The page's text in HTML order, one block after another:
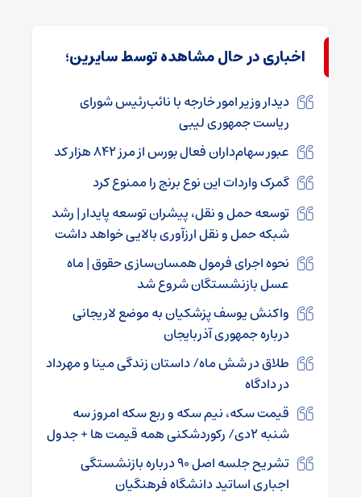
اخباری در حال مشاهده توسط سایرین؛
دیدار وزیر امور خارجه با نائب‌رئیس شورای
ریاست جمهوری لیبی
عبور سهام‌داران فعال بورس از مرز ۸۴۲ هزار کد
گمرک واردات این نوع برنج را ممنوع کرد
توسعه حمل و نقل، پیشران توسعه پایدار | رشد
شبکه حمل و نقل ارزآوری بالایی خواهد داشت
نحوه اجرای فرمول همسان‌سازی حقوق | ماه
عسل بازنشستگان شروع شد
واکنش یوسف پزشکیان به موضع لاریجانی
درباره جمهوری آذربایجان
طلاق در شش ماه/ داستان زندگی مینا و مهرداد
در دادگاه
قیمت سکه، نیم سکه و ربع سکه امروز سه
شنبه ۲دی/ رکوردشکنی همه قیمت ها + جدول
تشریح جلسه اصل ۹۰ درباره بازنشستگی
اجباری اساتید دانشگاه فرهنگیان